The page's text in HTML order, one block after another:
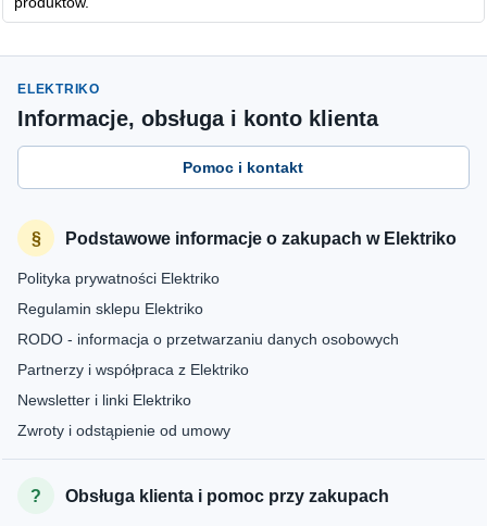
ELEKTRIKO
Informacje, obsługa i konto klienta
Pomoc i kontakt
Podstawowe informacje o zakupach w Elektriko
Polityka prywatności Elektriko
Regulamin sklepu Elektriko
RODO - informacja o przetwarzaniu danych osobowych
Partnerzy i współpraca z Elektriko
Newsletter i linki Elektriko
Zwroty i odstąpienie od umowy
Obsługa klienta i pomoc przy zakupach